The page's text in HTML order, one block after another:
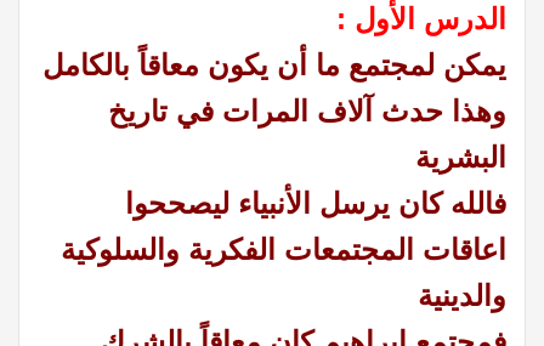
الدرس الأول :
يمكن لمجتمع ما أن يكون معاقاً بالكامل
وهذا حدث آلاف المرات في تاريخ
البشرية
فالله كان يرسل الأنبياء ليصححوا
اعاقات المجتمعات الفكرية والسلوكية
والدينية